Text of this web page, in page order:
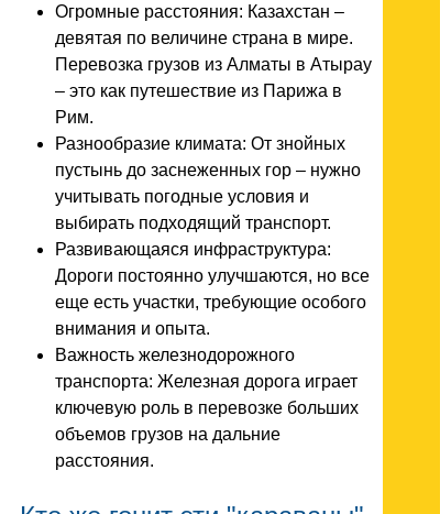
Огромные расстояния: Казахстан –
девятая по величине страна в мире.
Перевозка грузов из Алматы в Атырау
– это как путешествие из Парижа в
Рим.
Разнообразие климата: От знойных
пустынь до заснеженных гор – нужно
учитывать погодные условия и
выбирать подходящий транспорт.
Развивающаяся инфраструктура:
Дороги постоянно улучшаются, но все
еще есть участки, требующие особого
внимания и опыта.
Важность железнодорожного
транспорта: Железная дорога играет
ключевую роль в перевозке больших
объемов грузов на дальние
расстояния.